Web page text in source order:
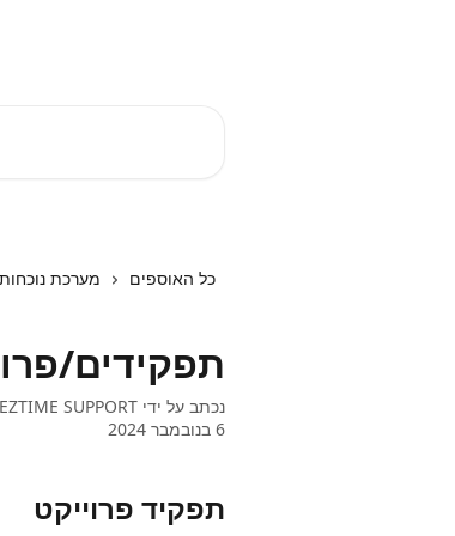
כל האוספים מערכת נוכחות
תפקידים/
נכתב על ידי EZTIME SUPPORT
6 בנובמבר 2024
תפקיד פרוייקט